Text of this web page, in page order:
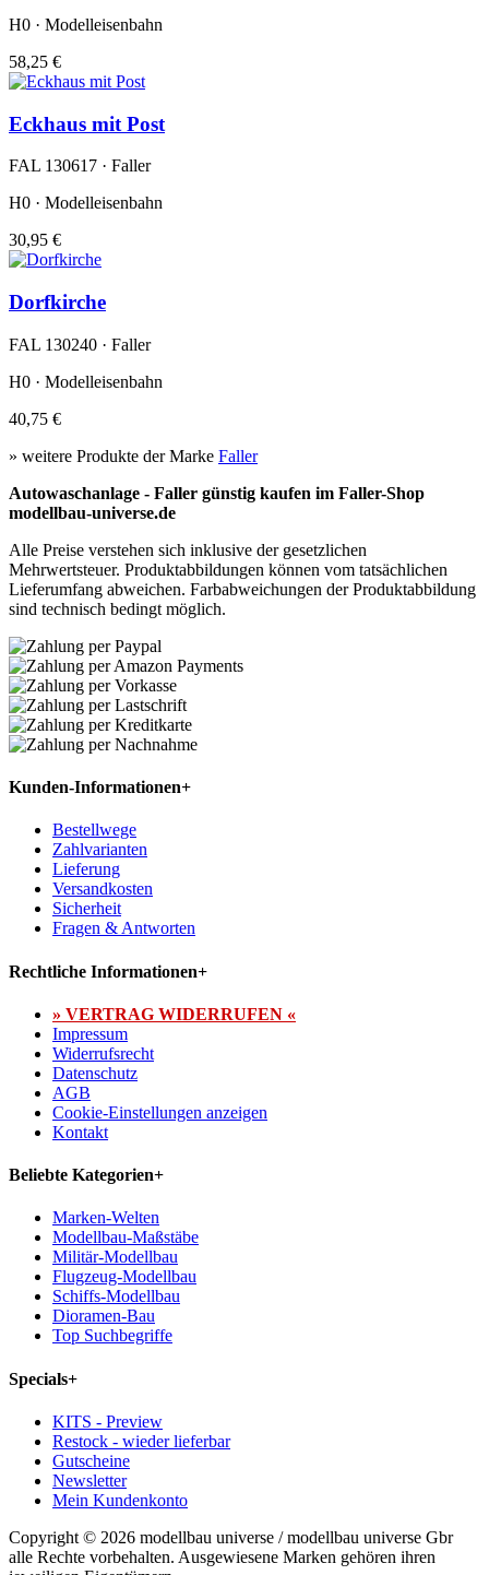
H0 · Modelleisenbahn
58,25 €
Eckhaus mit Post
FAL 130617 · Faller
H0 · Modelleisenbahn
30,95 €
Dorfkirche
FAL 130240 · Faller
H0 · Modelleisenbahn
40,75 €
» weitere Produkte der Marke Faller
Autowaschanlage - Faller günstig kaufen im Faller-Shop
modellbau-universe.de
Alle Preise verstehen sich inklusive der gesetzlichen
Mehrwertsteuer. Produktabbildungen können vom tatsächlichen
Lieferumfang abweichen. Farbabweichungen der Produktabbildung
sind technisch bedingt möglich.
Kunden-Informationen+
Bestellwege
Zahlvarianten
Lieferung
Versandkosten
Sicherheit
Fragen & Antworten
Rechtliche Informationen+
» VERTRAG WIDERRUFEN «
Impressum
Widerrufsrecht
Datenschutz
AGB
Cookie-Einstellungen anzeigen
Kontakt
Beliebte Kategorien+
Marken-Welten
Modellbau-Maßstäbe
Militär-Modellbau
Flugzeug-Modellbau
Schiffs-Modellbau
Dioramen-Bau
Top Suchbegriffe
Specials+
KITS - Preview
Restock - wieder lieferbar
Gutscheine
Newsletter
Mein Kundenkonto
Copyright © 2026 modellbau universe / modellbau universe Gbr
alle Rechte vorbehalten. Ausgewiesene Marken gehören ihren